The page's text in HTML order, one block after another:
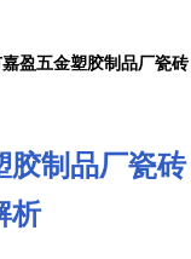
盈五金塑胶制品厂瓷砖
胶制品厂瓷砖
析